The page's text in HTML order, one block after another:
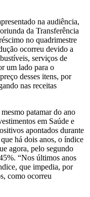
na audiência,
da Transferência
no quadrimestre
ocorreu devido a
serviços de
um lado para o
desses itens, por
nas receitas
patamar do ano
em Saúde e
apontados durante
há dois anos, o índice
agora, pelo segundo
“Nos últimos anos
que impedia, por
como ocorreu